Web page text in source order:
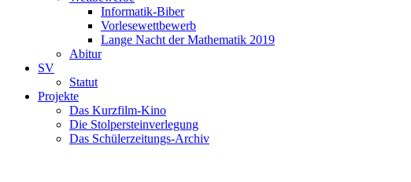
Informatik-Biber
Vorlesewettbewerb
Lange Nacht der Mathematik 2019
Abitur
SV
Statut
Projekte
Das Kurzfilm-Kino
Die Stolpersteinverlegung
Das Schülerzeitungs-Archiv